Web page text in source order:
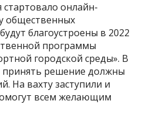
стартовало онлайн-
общественных
благоустроены в 2022
программы
городской среды». В
принять решение должны
На вахту заступили и
всем желающим